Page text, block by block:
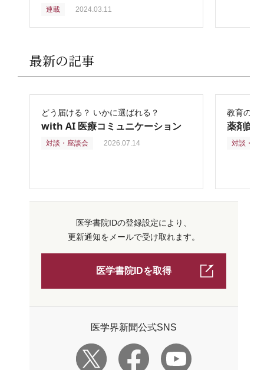
連載 2024.03.11
最新の記事
どう届ける？ いかに選ばれる？
with AI 医療コミュニケーション
対談・座談会 2026.07.14
教育の再
薬剤師
対談・座
医学書院IDの登録設定により、
更新通知をメールで受け取れます。
医学書院IDを取得
医学界新聞公式SNS